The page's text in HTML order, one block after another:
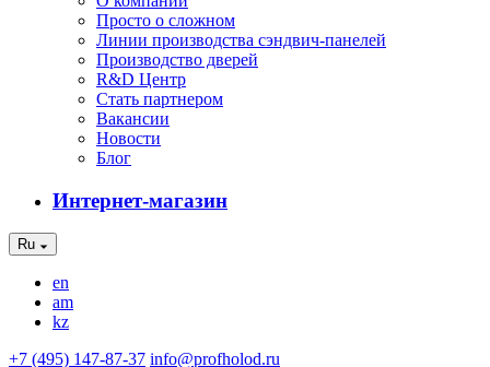
Просто о сложном
Линии производства сэндвич-панелей
Производство дверей
R&D Центр
Стать партнером
Вакансии
Новости
Блог
Интернет-магазин
Ru
en
am
kz
+7 (495) 147-87-37 info@profholod.ru